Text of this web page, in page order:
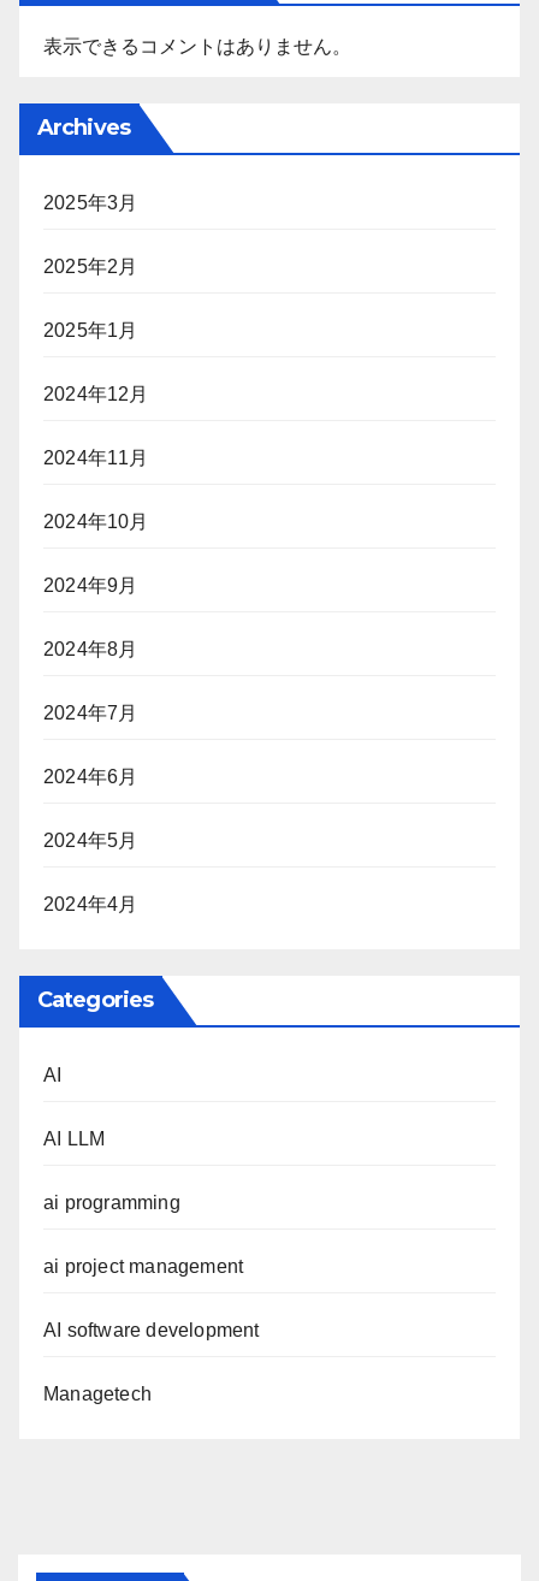
表示できるコメントはありません。
Archives
2025年3月
2025年2月
2025年1月
2024年12月
2024年11月
2024年10月
2024年9月
2024年8月
2024年7月
2024年6月
2024年5月
2024年4月
Categories
AI
AI LLM
ai programming
ai project management
AI software development
Managetech